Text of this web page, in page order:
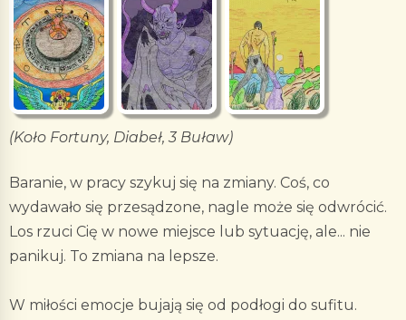
(Koło Fortuny, Diabeł, 3 Buław)
Baranie, w pracy szykuj się na zmiany. Coś, co
wydawało się przesądzone, nagle może się odwrócić.
Los rzuci Cię w nowe miejsce lub sytuację, ale... nie
panikuj. To zmiana na lepsze.
W miłości emocje bujają się od podłogi do sufitu.